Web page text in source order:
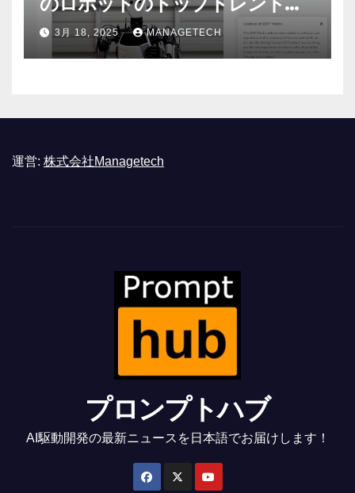
ASSEMBLY
3月 18, 2025 MANAGETECH
運営: 株式会社Managetech
プロンプトハブ
AI駆動開発の最新ニュースを日本語でお届けします！